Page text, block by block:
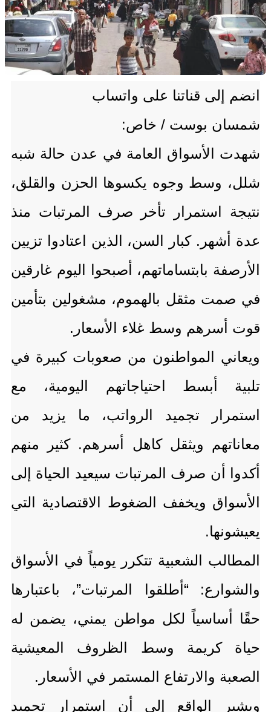
انضم إلى قناتنا على واتساب
شمسان بوست / خاص:
شهدت الأسواق العامة في عدن حالة شبه
شلل، وسط وجوه يكسوها الحزن والقلق،
نتيجة استمرار تأخر صرف المرتبات منذ
عدة أشهر. كبار السن، الذين اعتادوا تزيين
الأرصفة بابتساماتهم، أصبحوا اليوم غارقين
في صمت مثقل بالهموم، مشغولين بتأمين
قوت أسرهم وسط غلاء الأسعار.
ويعاني المواطنون من صعوبات كبيرة في
تلبية أبسط احتياجاتهم اليومية، مع
استمرار تجميد الرواتب، ما يزيد من
معاناتهم ويثقل كاهل أسرهم. كثير منهم
أكدوا أن صرف المرتبات سيعيد الحياة إلى
الأسواق ويخفف الضغوط الاقتصادية التي
يعيشونها.
المطالب الشعبية تتكرر يومياً في الأسواق
والشوارع: “أطلقوا المرتبات”، باعتبارها
حقًا أساسياً لكل مواطن يمني، يضمن له
حياة كريمة وسط الظروف المعيشية
الصعبة والارتفاع المستمر في الأسعار.
ويشير الواقع إلى أن استمرار تجميد